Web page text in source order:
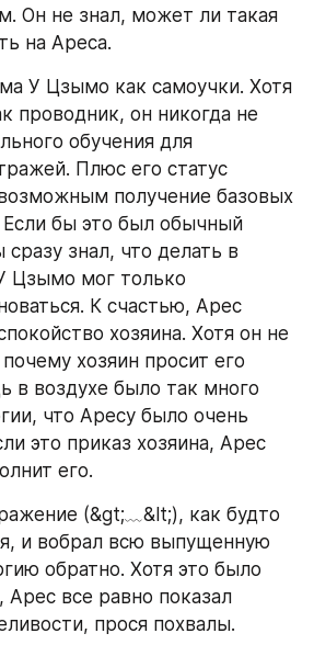
Он не знал, может ли такая
на Ареса.
У Цзымо как самоучки. Хотя
проводник, он никогда не
обучения для
Плюс его статус
получение базовых
Если бы это был обычный
знал, что делать в
Цзымо мог только
К счастью, Арес
хозяина. Хотя он не
хозяин просит его
в воздухе было так много
что Аресу было очень
это приказ хозяина, Арес
его.
(&gt;﹏&lt;), как будто
и вобрал всю выпущенную
обратно. Хотя это было
Арес все равно показал
прося похвалы.